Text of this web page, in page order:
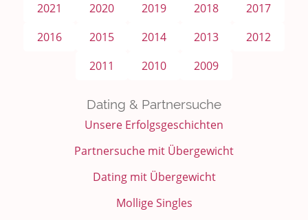
2021
2020 2019 2018
2017
2016
2015 2014 2013
2012
2011
2010 2009
Dating & Partnersuche
Unsere Erfolgsgeschichten
Partnersuche mit Übergewicht
Dating mit Übergewicht
Mollige Singles